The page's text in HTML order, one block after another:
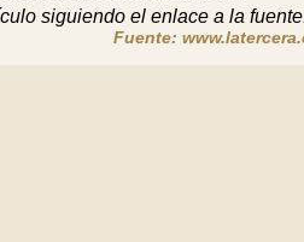
siguiendo el enlace a la
Fuente: